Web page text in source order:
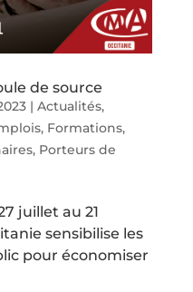
de source
| Actualités,
, Formations,
, Porteurs de
juillet au 21
sensibilise les
pour économiser